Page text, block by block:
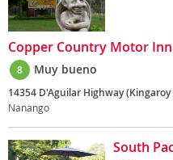
Copper Country Motor
8 Muy bueno
14354 D'Aguilar Highway (Kingaroy
Nanango
South